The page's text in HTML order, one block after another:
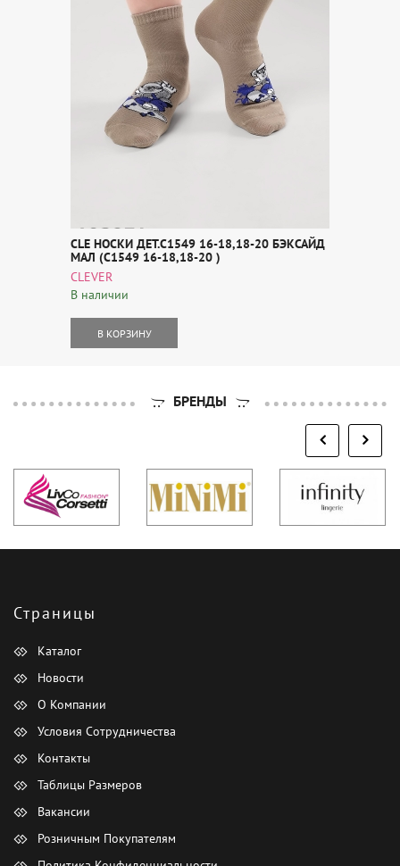
CLE НОСКИ ДЕТ.С1549 16-18,18-20 БЭКСАЙД
МАЛ (С1549 16-18,18-20 )
CLEVER
В наличии
В КОРЗИНУ
БРЕНДЫ
Страницы
Каталог
Новости
О Компании
Условия Сотрудничества
Контакты
Таблицы Размеров
Вакансии
Розничным Покупателям